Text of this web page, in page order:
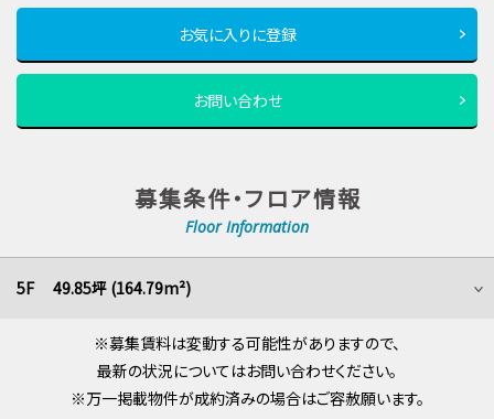
お気に入りに登録
お問い合わせ
募集条件・フロア情報
Floor Information
5F 49.85坪 (164.79m²)
※募集賃料は変動する可能性がありますので、
最新の状況についてはお問い合わせください。
※万一掲載物件が成約済みの場合はご容赦願います。